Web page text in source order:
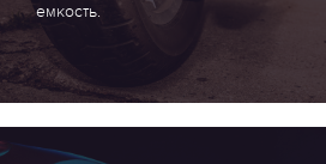
емкость.